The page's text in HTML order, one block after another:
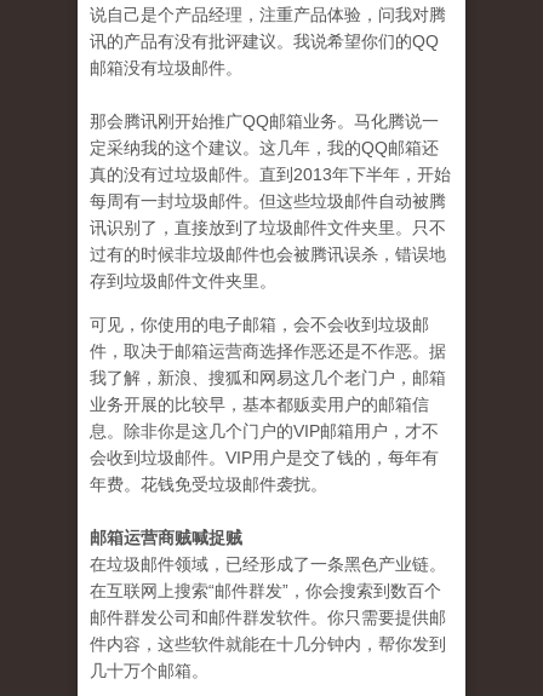
说自己是个产品经理，注重产品体验，问我对腾
讯的产品有没有批评建议。我说希望你们的QQ
邮箱没有垃圾邮件。
那会腾讯刚开始推广QQ邮箱业务。马化腾说一
定采纳我的这个建议。这几年，我的QQ邮箱还
真的没有过垃圾邮件。直到2013年下半年，开始
每周有一封垃圾邮件。但这些垃圾邮件自动被腾
讯识别了，直接放到了垃圾邮件文件夹里。只不
过有的时候非垃圾邮件也会被腾讯误杀，错误地
存到垃圾邮件文件夹里。
可见，你使用的电子邮箱，会不会收到垃圾邮
件，取决于邮箱运营商选择作恶还是不作恶。据
我了解，新浪、搜狐和网易这几个老门户，邮箱
业务开展的比较早，基本都贩卖用户的邮箱信
息。除非你是这几个门户的VIP邮箱用户，才不
会收到垃圾邮件。VIP用户是交了钱的，每年有
年费。花钱免受垃圾邮件袭扰。
邮箱运营商贼喊捉贼
在垃圾邮件领域，已经形成了一条黑色产业链。
在互联网上搜索“邮件群发”，你会搜索到数百个
邮件群发公司和邮件群发软件。你只需要提供邮
件内容，这些软件就能在十几分钟内，帮你发到
几十万个邮箱。